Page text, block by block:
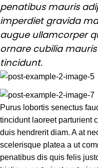
penatibus mauris
imperdiet gravida
augue ullamcorper
ornare cubilia
tincidunt.
Purus lobortis senectus
tincidunt laoreet parturient
duis hendrerit diam. A at
scelerisque platea a ut
penatibus dis quis felis